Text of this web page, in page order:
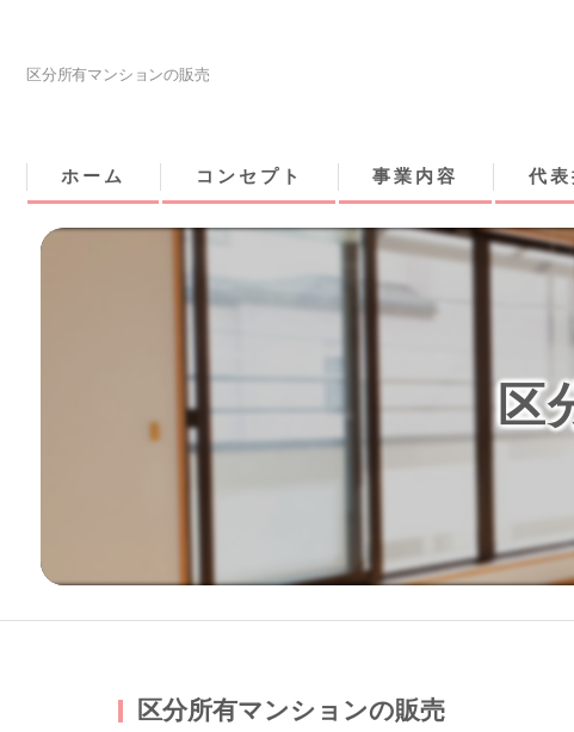
区分所有マンションの販売
ホーム コンセプト 事業内容 代表
区
区分所有マンションの販売